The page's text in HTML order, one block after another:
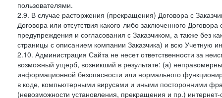
пользователями.
2.9. В случае расторжения (прекращения) Договора с
Договора или отсутствия какого-либо заключенного
предупреждения и согласования с Заказчиком, а также без
страницы с описанием компании Заказчика) и всю Учетную
2.10. Администрация Сайта не несет ответственности за
возможный ущерб, возникший в результате: (а)
информационной безопасности или нормального
в коде, компьютерными вирусами и иными посторонними
(невозможности установления, прекращения и пр.)